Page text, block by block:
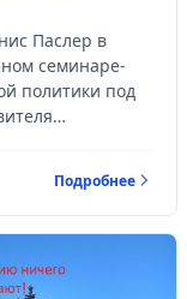
Паслер в
семинаре-
политики под
Подробнее